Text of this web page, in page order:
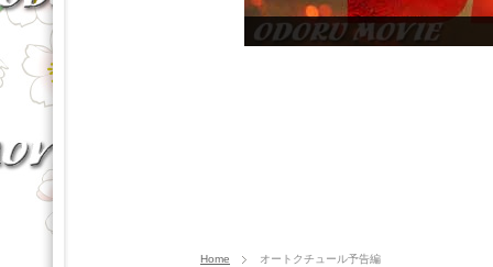
Home オートクチュール予告編